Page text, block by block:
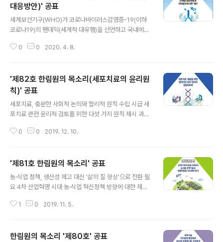
대응방안)' 공표
세계보건기구(WHO)가 코로나바이러스감염증-19(이하
코로나19)의 팬데믹(세계적 대유행)을 선언하고 국내에서
가들이 중간점검을 통해 현 상황에 맞는 향후 대응방안을
로 4월 2일 ‘한림원의 목소리 제84호’를 공표했다. 이번
한림원의 목소리는 △코로나19 변종 출현과 토착화 가능
성 △다양한 진단법 검토와 발병환자의 초기 진단 및 대응
△효과적인 치료와 예방 전략 등을 현시점에 맞춰 제안했
제시했다. 특히 코로나19의 피해 최소화를 위해 ‘약물 재창
0 0 2020. 4. 8.
'제82호 한림원의 목소리(세포치료의 윤리원
칙)' 공표
세포치료, 충분한 사회적 논의와 합리적 원칙 수립 시급 세
포치료 관련 윤리적 검토를 위한 다섯 가지 원칙 제시 과학
핵심 요소로 떠오르고 있는 세포치료에 대한 합리적인 윤
리 원칙 정립’의 필요성과 대안을 담은 ‘한림원의 목소리 제
82호’를 공표했다. 한림원 전문가들은 목소리에서 “세포
치료에 대한 기대감은 높지만 그 효과 및 치료법에 대한 국
리에 따라 발전방향이 정해지고 있다”고 분석하며 “상용화
0 0 2019. 12. 10.
'제81호 한림원의 목소리' 공표
농·식업 정책, 생산성 제고 대신 ‘삶의 질 향상’으로 전환 필
요 4차 산업혁명 시대 농·식업 혁신정책 방향에 대한 제언
산업은 생산성 향상에 집중하는 것에서 벗어나 소비자의
한림원(원장 한민구·이하 한림원)은 11월 4일 ‘4차 산업혁
1 0 2019. 11. 5.
한림원의 목소리 '제80호' 공표